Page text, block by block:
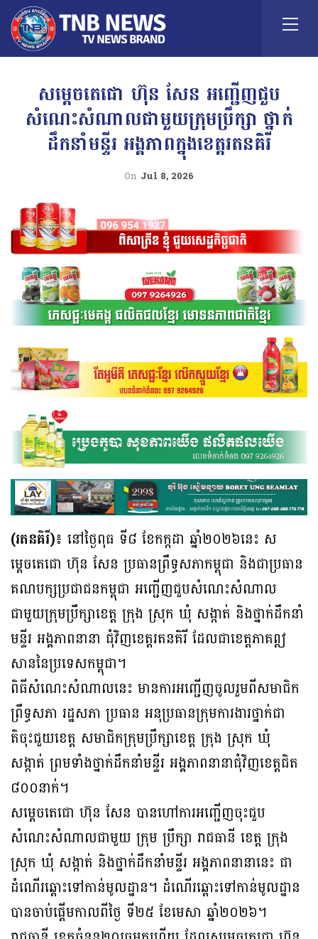
សម្តេចតេជោ ហ៊ុន សែន អញ្ជើញជួប
សំណេះសំណាលជាមួយក្រុមប្រឹក្សា ថ្នាក់
ដឹកនាំមន្ទីរ អង្គភាពក្នុងខេត្តរតនគិរី
On Jul 8, 2026
(រតនគិរី)៖ នៅថ្ងៃពុធ ទី៨ ខែកក្កដា ឆ្នាំ២០២៦នេះ ស
ម្តេចតេជោ ហ៊ុន សែន ប្រធាន​ព្រឹទ្ធ​សភាកម្ពុជា និងជាប្រធាន
គណបក្សប្រជាជនកម្ពុជា អញ្ជើញ​​ជួប​​សំណេះ​​សំណាល​
ជាមួយ​ក្រុម​ប្រឹក្សាខេត្ត ក្រុង ស្រុក ឃុំ សង្កាត់ និងថ្នាក់ដឹកនាំ
មន្ទីរ អង្គ​ភាពនានា ​ជុំវិញ​ខេត្ត​រតនគិរី ដែលជាខេត្តភាគ​ឦ​
សាននៃប្រទេសកម្ពុជា។
ពិធីសំណេះសំណាលនេះ មានការអញ្ជើញចូលរួមពីសមាជិក
ព្រឹទ្ធសភា រដ្ឋសភា ប្រធាន អនុ​ប្រធាន​ក្រុមការងារថ្នាក់ជា
តិចុះជួយខេត្ត សមាជិកក្រុម​ប្រឹក្សាខេត្ត ក្រុង ស្រុក ឃុំ
សង្កាត់ ព្រម​ទាំង​ថ្នាក់ដឹកនាំមន្ទីរ អង្គភាពនានាជុំវិញខេត្តជិត
៨០០នាក់។
សម្តេចតេជោ ហ៊ុន សែន បានហៅការអញ្ជើញចុះជួប
សំណេះសំណាលជាមួយ ក្រុម ប្រឹក្សា រាជ​ធានី ខេត្ត ក្រុង
ស្រុក ឃុំ សង្កាត់ និងថ្នាក់ដឹកនាំមន្ទីរ អង្គភាពនានានេះ ជា
ដំណើរឆ្ពោះទៅ​កាន់​មូល​ដ្ឋាន។ ដំណើរឆ្ពោះទៅកាន់មូលដ្ឋាន
បានចាប់ផ្តើមកាលពីថ្ងៃ ទី២៥ ខែមេសា ឆ្នាំ​២០​២៦។